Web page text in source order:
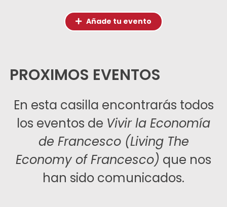
Añade tu evento
PROXIMOS EVENTOS
En esta casilla encontrarás todos
los eventos de Vivir la Economía
de Francesco (Living The
Economy of Francesco) que nos
han sido comunicados.